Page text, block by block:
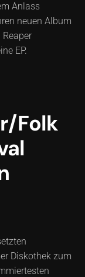
Anlass
neuen Album
EP.
Folk
Diskothek zum